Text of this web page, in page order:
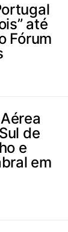
até
Fórum
de
e
em